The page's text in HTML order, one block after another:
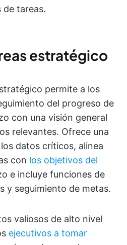
de tareas.
estratégico
permite a los
del progreso de
con una visión general
relevantes. Ofrece una
datos críticos, alinea
con los objetivos del
e incluye funciones de
y seguimiento de metas.
valiosos de alto nivel
ejecutivos a tomar